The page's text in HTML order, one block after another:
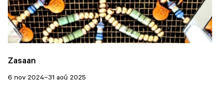
Zasaan
6 nov 2024–31 aoû 2025